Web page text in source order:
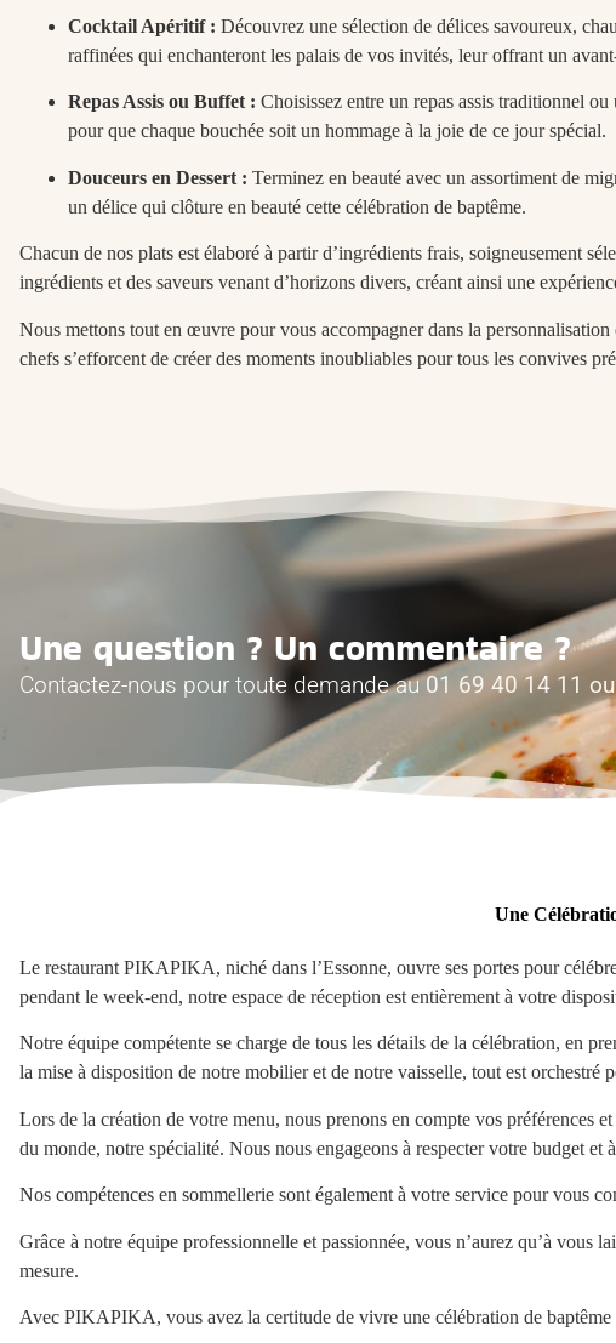
Cocktail Apéritif : Découvrez une sélection de délices savoureux,
raffinées qui enchanteront les palais de vos invités, leur offrant un
Repas Assis ou Buffet : Choisissez entre un repas assis traditionnel
pour que chaque bouchée soit un hommage à la joie de ce jour spécial.
Douceurs en Dessert : Terminez en beauté avec un assortiment de
un délice qui clôture en beauté cette célébration de baptême.
Chacun de nos plats est élaboré à partir d’ingrédients frais, soigneusement
ingrédients et des saveurs venant d’horizons divers, créant ainsi une
Nous mettons tout en œuvre pour vous accompagner dans la
chefs s’efforcent de créer des moments inoubliables pour tous les convives
Une question ? Un commentaire ?
Contactez-nous pour toute demande au01 69 40 14 11
Une
Le restaurant PIKAPIKA, niché dans l’Essonne, ouvre ses portes pour
pendant le week-end, notre espace de réception est entièrement à votre
Notre équipe compétente se charge de tous les détails de la célébration, en
la mise à disposition de notre mobilier et de notre vaisselle, tout est orchestré
Lors de la création de votre menu, nous prenons en compte vos préférences
du monde, notre spécialité. Nous nous engageons à respecter votre budget
Nos compétences en sommellerie sont également à votre service pour vous
Grâce à notre équipe professionnelle et passionnée, vous n’aurez qu’à vous
mesure.
Avec PIKAPIKA, vous avez la certitude de vivre une célébration de